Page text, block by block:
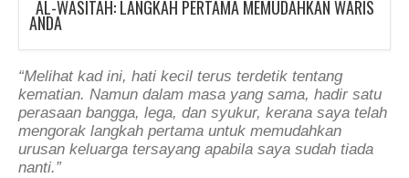
AL-WASITAH: LANGKAH PERTAMA MEMUDAHKAN WARIS
ANDA
“Melihat kad ini, hati kecil terus terdetik tentang
kematian. Namun dalam masa yang sama, hadir satu
perasaan bangga, lega, dan syukur, kerana saya telah
mengorak langkah pertama untuk memudahkan
urusan keluarga tersayang apabila saya sudah tiada
nanti.”